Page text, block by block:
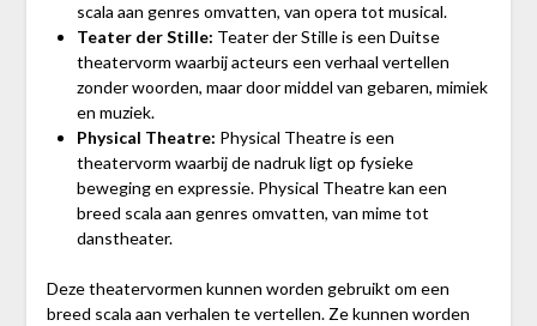
scala aan genres omvatten, van opera tot musical.
Teater der Stille: Teater der Stille is een Duitse
theatervorm waarbij acteurs een verhaal vertellen
zonder woorden, maar door middel van gebaren, mimiek
en muziek.
Physical Theatre: Physical Theatre is een
theatervorm waarbij de nadruk ligt op fysieke
beweging en expressie. Physical Theatre kan een
breed scala aan genres omvatten, van mime tot
danstheater.
Deze theatervormen kunnen worden gebruikt om een
breed scala aan verhalen te vertellen. Ze kunnen worden